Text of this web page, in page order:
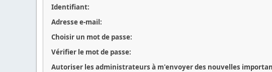
Identifiant:
Adresse e-mail:
Choisir un mot de passe:
Vérifier le mot de passe:
Autoriser les administrateurs à m'envoyer des nouvelles